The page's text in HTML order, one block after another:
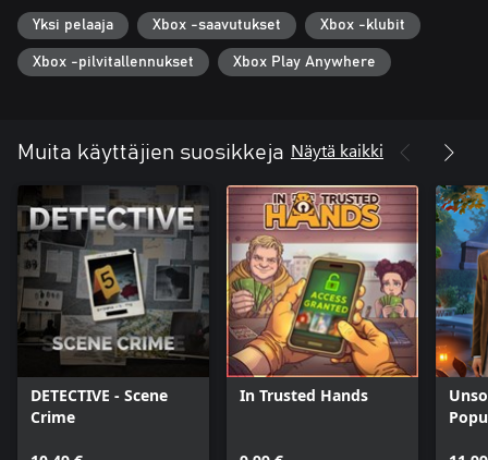
Yksi pelaaja Xbox -saavutukset Xbox -klubit
Xbox -pilvitallennukset Xbox Play Anywhere
Muita käyttäjien suosikkeja Näytä kaikki
DETECTIVE - Scene
Crime
In Trusted Hands